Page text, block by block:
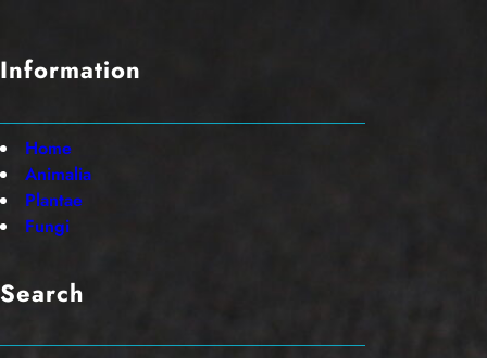
Information
Home
Animalia
Plantae
Fungi
Search